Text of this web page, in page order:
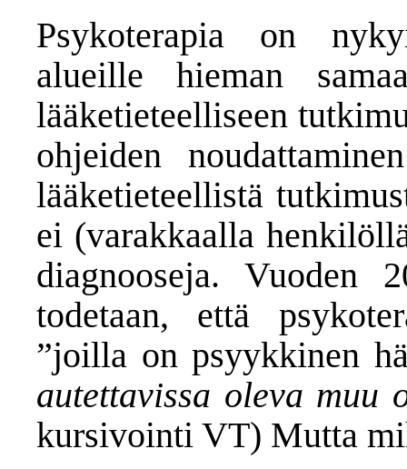
Psykoterapia on
alueille hieman
lääketieteelliseen
ohjeiden
lääketieteellistä
ei (varakkaalla
diagnooseja. Vuoden
todetaan, että
”joilla on psyykkinen
autettavissa oleva muu
kursivointi VT) Mutta